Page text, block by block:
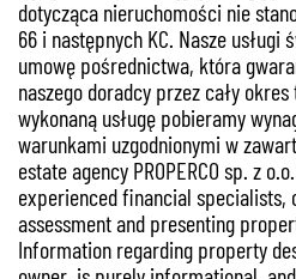
dotycząca nieruchomości nie
66 i następnych KC. Nasze
umowę pośrednictwa, która
naszego doradcy przez cały
wykonaną usługę pobieramy
warunkami uzgodnionymi w
estate agency PROPERCO sp. z
experienced financial
assessment and presenting
Information regarding property